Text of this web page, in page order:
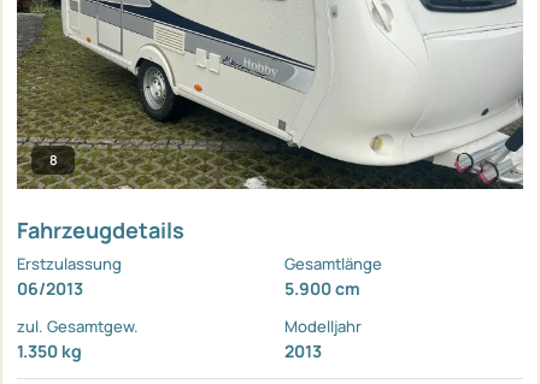
8
Fahrzeugdetails
Erstzulassung
06/2013
Gesamtlänge
5.900 cm
zul. Gesamtgew.
1.350 kg
Modelljahr
2013